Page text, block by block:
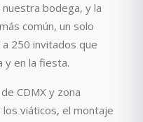
bodega, y la
común, un solo
250 invitados que
y en la fiesta.
CDMX y zona
viáticos, el montaje